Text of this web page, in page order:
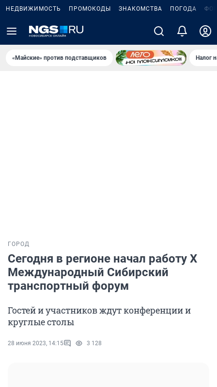
НЕДВИЖИМОСТЬ ПРОМОКОДЫ ЗНАКОМСТВА ПОГОДА
«Майские» против подставщиков Налог
ГОРОД
Сегодня в регионе начал работу Х
Международный Сибирский
транспортный форум
Гостей и участников ждут конференции и
круглые столы
28 июня 2023, 14:15 3 128